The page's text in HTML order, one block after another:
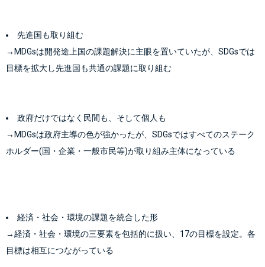
先進国も取り組む
→MDGsは開発途上国の課題解決に主眼を置いていたが、SDGsでは
目標を拡大し先進国も共通の課題に取り組む
政府だけではなく民間も、そして個人も
→MDGsは政府主導の色が強かったが、SDGsではすべてのステーク
ホルダー(国・企業・一般市民等)が取り組み主体になっている
経済・社会・環境の課題を統合した形
→経済・社会・環境の三要素を包括的に扱い、17の目標を設定。各
目標は相互につながっている